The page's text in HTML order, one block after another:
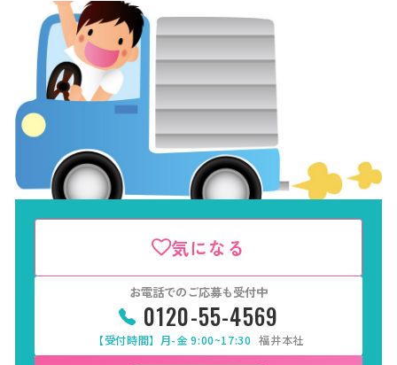
気になる
お電話でのご応募も受付中
0120-55-4569
【受付時間】月-金 9:00~17:30 福井本社